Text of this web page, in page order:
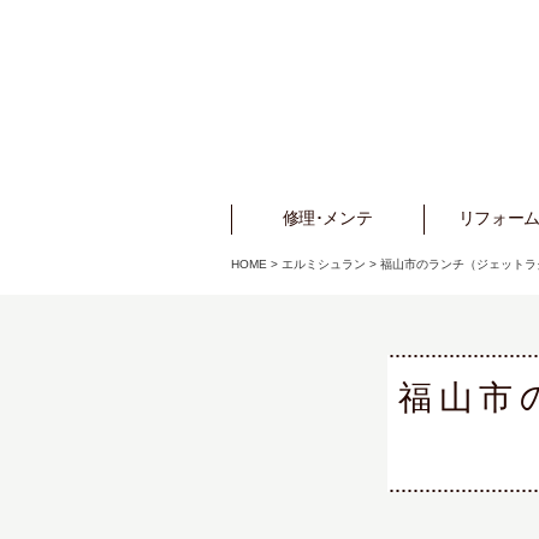
修理･メンテ
Repair リフォー
HOME > エルミシュラン > 福山市のランチ（ジェット
福山市